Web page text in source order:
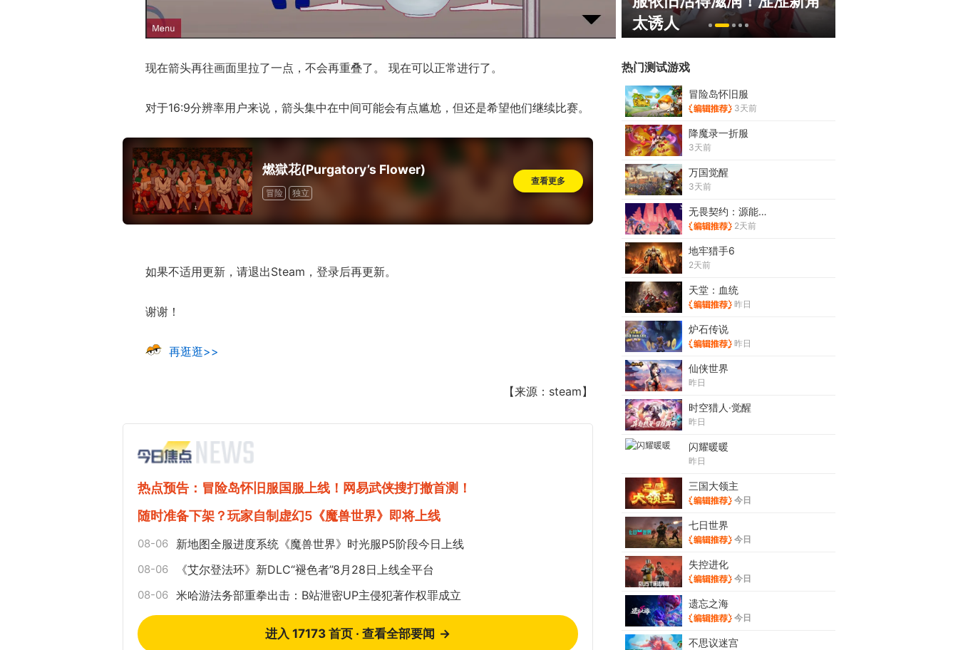
现在箭头再往画面里拉了一点，不会再重叠了。 现在可以正常进行了。
对于16:9分辨率用户来说，箭头集中在中间可能会有点尴尬，但还是希望他们继续比赛。
燃獄花(Purgatory’s Flower)
冒险 独立
查看更多
如果不适用更新，请退出Steam，登录后再更新。
谢谢！
再逛逛>>
【来源：steam】
热点预告：冒险岛怀旧服国服上线！网易武侠搜打撤首测！
随时准备下架？玩家自制虚幻5《魔兽世界》即将上线
08-06 新地图全服进度系统《魔兽世界》时光服P5阶段今日上线
08-06 《艾尔登法环》新DLC“褪色者”8月28日上线全平台
08-06 米哈游法务部重拳出击：B站泄密UP主侵犯著作权罪成立
进入 17173 首页 · 查看全部要闻 →
太诱人
热门测试游戏
冒险岛怀旧服
3天前
降魔录一折服
3天前
万国觉醒
3天前
无畏契约：源能行动
2天前
地牢猎手6
2天前
天堂：血统
昨日
炉石传说
昨日
仙侠世界
昨日
时空猎人·觉醒
昨日
闪耀暖暖
昨日
三国大领主
今日
七日世界
今日
失控进化
今日
遗忘之海
今日
不思议迷宫